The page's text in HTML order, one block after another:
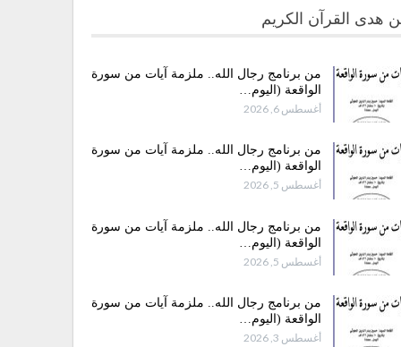
هدى القرآن الكريم
من برنامج رجال الله.. ملزمة آيات من سورة
الواقعة (اليوم…
أغسطس 6, 2026
من برنامج رجال الله.. ملزمة آيات من سورة
الواقعة (اليوم…
أغسطس 5, 2026
من برنامج رجال الله.. ملزمة آيات من سورة
الواقعة (اليوم…
أغسطس 5, 2026
من برنامج رجال الله.. ملزمة آيات من سورة
الواقعة (اليوم…
أغسطس 3, 2026